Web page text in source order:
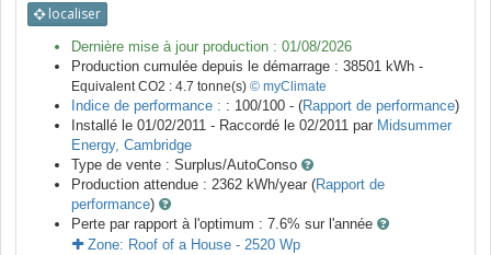
localiser
Dernière mise à jour production : 01/08/2026
Production cumulée depuis le démarrage : 38501 kWh -
Equivalent CO2 : 4.7 tonne(s) © myClimate
Indice de performance : : 100/100 - (Rapport de performance)
Installé le 01/02/2011 - Raccordé le 02/2011 par Midsummer
Energy, Cambridge
Type de vente : Surplus/AutoConso
Production attendue : 2362 kWh/year (Rapport de
performance)
Perte par rapport à l'optimum : 7.6% sur l'année
Zone: Roof of a House - 2520 Wp